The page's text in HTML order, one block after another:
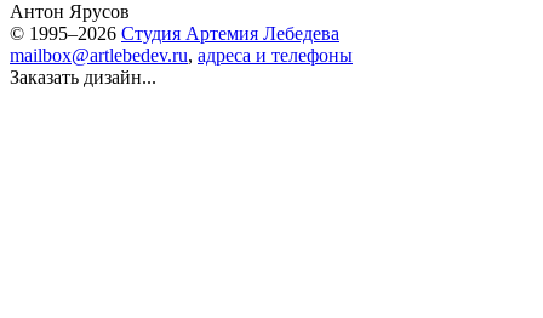
Антон Ярусов
© 1995–2026 Студия Артемия Лебедева
mailbox@artlebedev.ru, адреса и телефоны
Заказать дизайн...